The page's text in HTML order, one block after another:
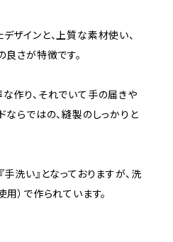
ザインと、上質な素材使い、
良さが特徴です。
作り、それでいて手の届きや
ならではの、縫製のしっかりと
洗い』となっておりますが、洗
）で作られています。